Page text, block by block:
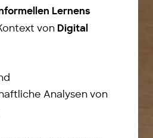
Lernens
von Digital
Analysen von